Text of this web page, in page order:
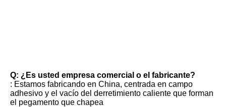
Q: ¿Es usted empresa comercial o el fabricante?
: Estamos fabricando en China, centrada en campo
adhesivo y el vacío del derretimiento caliente que forman
el pegamento que chapea